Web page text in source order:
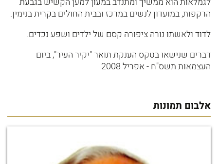
הרקפות, במועדון לנשים במרכז ובבית החולים בקרית בנימין.
לדוד ולאשתו נורה ציפורה קסם של ילדים ושפע נכדים.
דברים שנישאו בטקס הענקת תואר "יקיר העיר", ביום
העצמאות תשס"ח - אפריל 2008
אלבום תמונות